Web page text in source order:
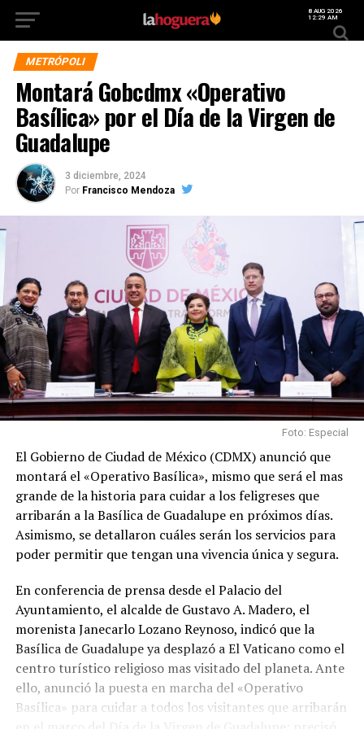
8 AUG 2026
12:29 AM
METRÓPOLI
Montará Gobcdmx «Operativo
Basílica» por el Día de la Virgen de
Guadalupe
3 diciembre, 2024
Por Francisco Mendoza
Foto: Especial
El Gobierno de Ciudad de México (CDMX) anunció que
montará el «Operativo Basílica», mismo que será el mas
grande de la historia para cuidar a los feligreses que
arribarán a la Basílica de Guadalupe en próximos días.
Asimismo, se detallaron cuáles serán los servicios para
poder permitir que tengan una vivencia única y segura.
En conferencia de prensa desde el Palacio del
Ayuntamiento, el alcalde de Gustavo A. Madero, el
morenista Janecarlo Lozano Reynoso, indicó que la
Basílica de Guadalupe ya desplazó a El Vaticano como el
centro turístico religioso mas visitado del planeta. Ante
ello, anunció la puesta en marcha del «Operativo
Basílica» para cuidar a todos los visitantes que arribarán